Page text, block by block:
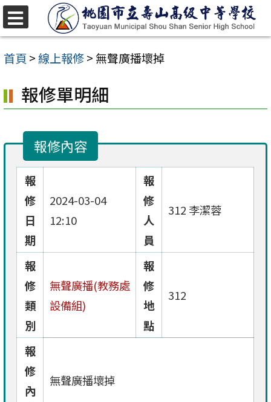
跳
至
主
內
容
首頁 >線上報修> 無聲廣播壞掉
報修單明細
報修內容
報
修
日
期
2024-03-04
12:10
報
修
人
員
312 李潔蓉
報
修
類
別
無聲廣播(教務處
設備組)
報
修
地
點
312
報
修
內
無聲廣播壞掉
選
單